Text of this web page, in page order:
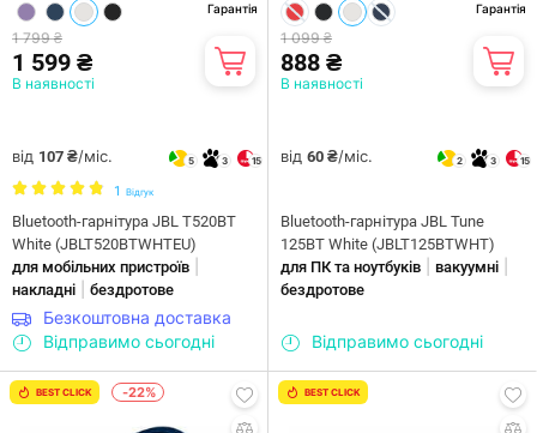
Гарантія
1 799 ₴
1 599 ₴
В наявності
від 107 ₴/міс. 5 3 15
1 Відгук
Bluetooth-гарнітура JBL T520BT
White (JBLT520BTWHTEU)
для мобільних пристроїв
накладні бездротове
Безкоштовна доставка
Відправимо сьогодні
Гарантія
1 099 ₴
888 ₴
В наявності
від 60 ₴/міс. 2 3 15
Bluetooth-гарнітура JBL Tune
125BT White (JBLT125BTWHT)
для ПК та ноутбуків
вакуумні
бездротове
Відправимо сьогодні
BEST CLICK -22% BEST CLICK